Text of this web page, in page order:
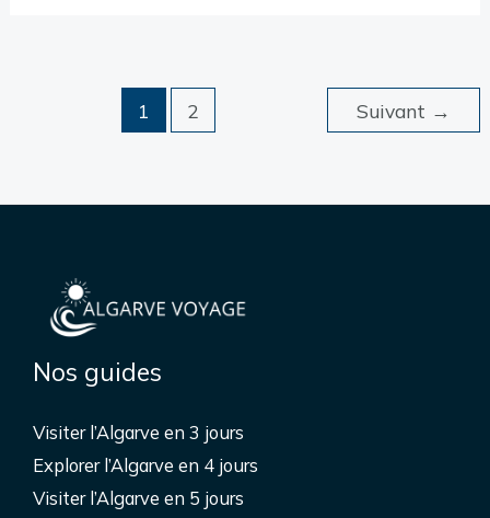
1 2 Suivant →
Nos guides
Visiter l’Algarve en 3 jours
Explorer l’Algarve en 4 jours
Visiter l’Algarve en 5 jours